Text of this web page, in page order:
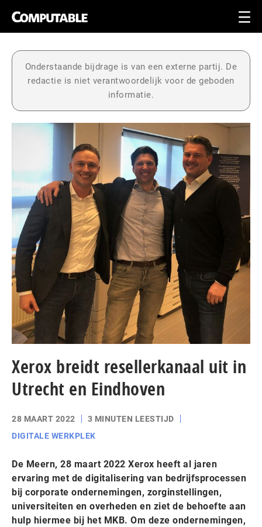
Onderstaande bijdrage is van een externe partij. De
redactie is niet verantwoordelijk voor de geboden
informatie.
Xerox breidt resellerkanaal uit in
Utrecht en Eindhoven
28 MAART 2022
3 MINUTEN LEESTIJD
DIGITALE WERKPLEK
De Meern, 28 maart 2022 Xerox heeft al jaren
ervaring met de digitalisering van bedrijfsprocessen
bij corporate ondernemingen, zorginstellingen,
universiteiten en overheden en ziet de behoefte aan
hulp hiermee bij het MKB. Om deze ondernemingen,